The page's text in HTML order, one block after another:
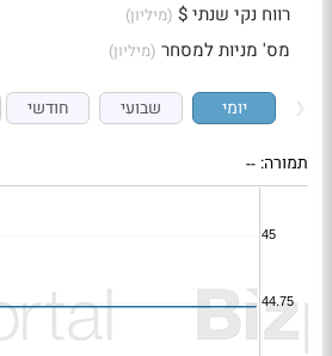
רווח נקי שנתי $ (מיליון)
מס' מניות למסחר (מיליון)
יומי שבועי חודשי
תמורה: --